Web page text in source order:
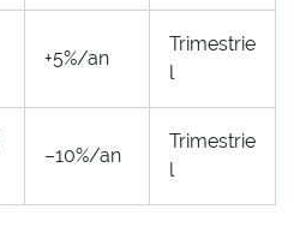
+5%/an
Trimestrie
l
–10%/an
Trimestrie
l